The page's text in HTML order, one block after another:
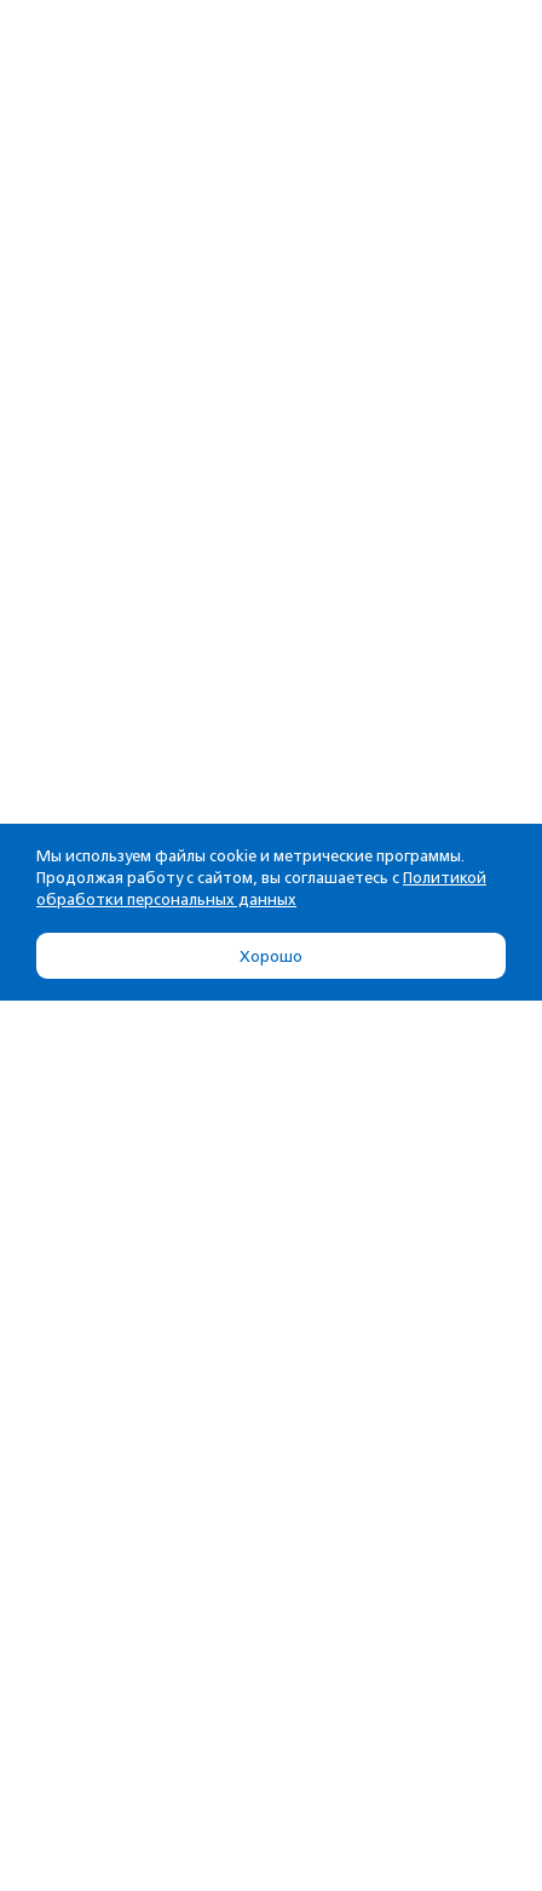
Мы используем файлы cookie и метрические программы.
Продолжая работу с сайтом, вы соглашаетесь с Политикой
обработки персональных данных
Хорошо